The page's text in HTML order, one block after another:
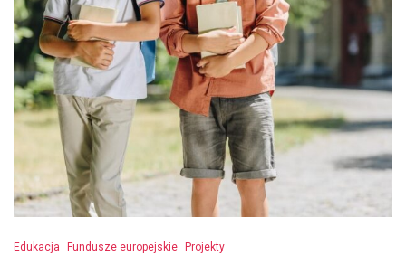
Edukacja Fundusze europejskie Projekty